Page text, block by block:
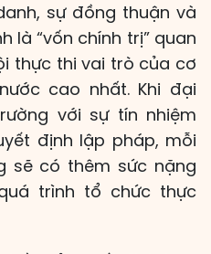
sự đồng thuận và
là “vốn chính trị” quan
thực thi vai trò của cơ
cao nhất. Khi đại
với sự tín nhiệm
định lập pháp, mỗi
sẽ có thêm sức nặng
trình tổ chức thực